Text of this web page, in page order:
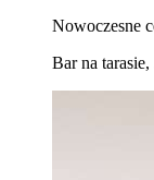
Nowoczesne
Bar na